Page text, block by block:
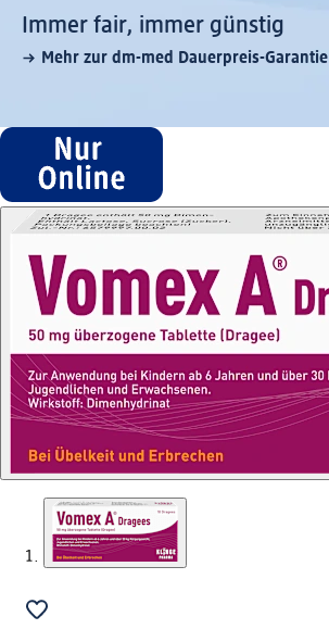
Immer fair,­ immer günstig
Mehr zur dm-med Dauerpreis-Garantie